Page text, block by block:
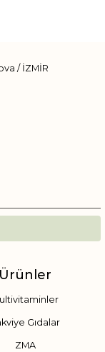
/ İZMİR
Ürünler
Gıdalar
ZMA